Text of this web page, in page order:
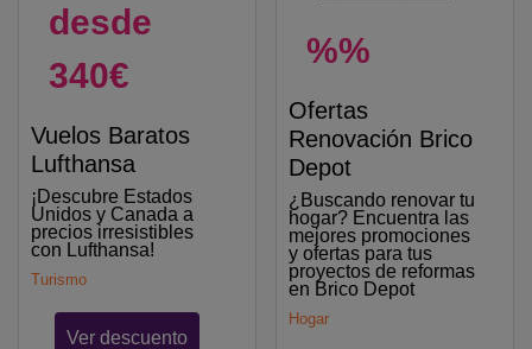
desde
340€
Vuelos Baratos
Lufthansa
¡Descubre Estados
Unidos y Canada a
precios irresistibles
con Lufthansa!
Turismo
Ver descuento
%%
Ofertas
Renovación Brico
Depot
¿Buscando renovar tu
hogar? Encuentra las
mejores promociones
y ofertas para tus
proyectos de reformas
en Brico Depot
Hogar